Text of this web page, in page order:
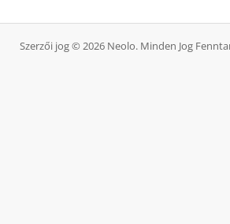
Szerzői jog © 2026 Neolo. Minden Jog